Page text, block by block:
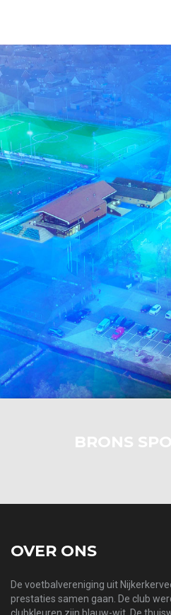
BRONS
OVER ONS
De voetbalvereniging uit
prestaties samen gaan. De club